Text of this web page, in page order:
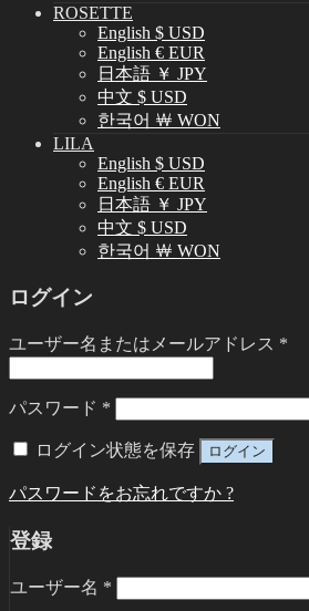
ROSETTE
English $ USD
English € EUR
日本語 ￥ JPY
中文 $ USD
한국어 ￦ WON
LILA
English $ USD
English € EUR
日本語 ￥ JPY
中文 $ USD
한국어 ￦ WON
ログイン
ユーザー名またはメールアドレス *
パスワード *
ログイン状態を保存 ログイン
パスワードをお忘れですか ?
登録
ユーザー名 *